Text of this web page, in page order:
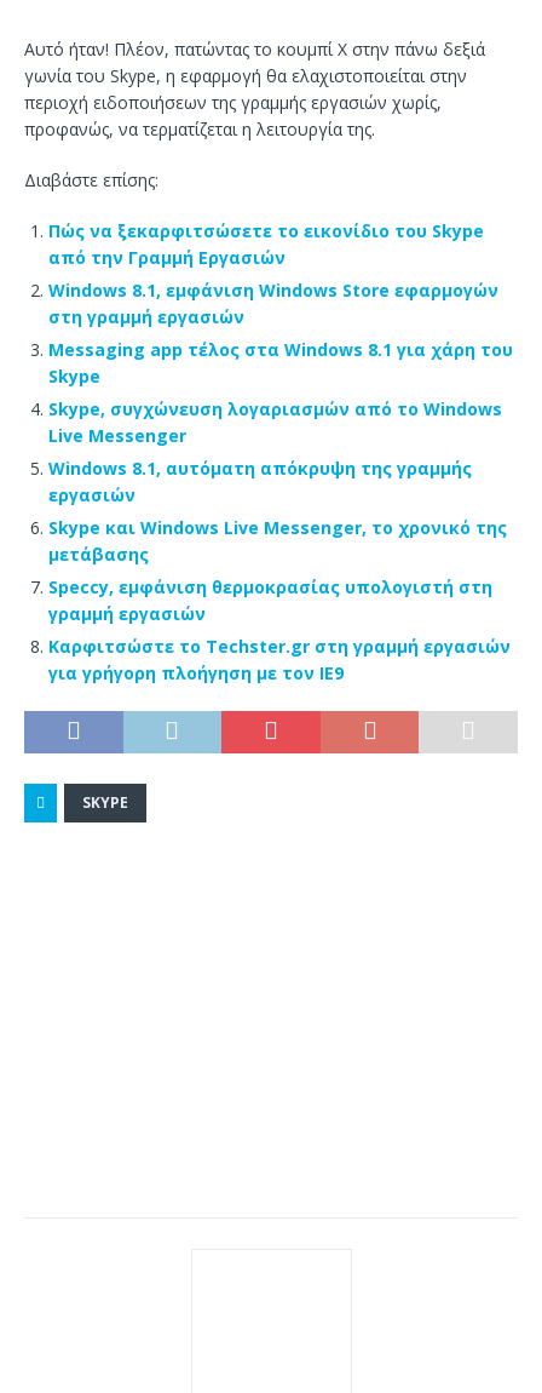
Αυτό ήταν! Πλέον, πατώντας το κουμπί Χ στην πάνω δεξιά
γωνία του Skype, η εφαρμογή θα ελαχιστοποιείται στην
περιοχή ειδοποιήσεων της γραμμής εργασιών χωρίς,
προφανώς, να τερματίζεται η λειτουργία της.
Διαβάστε επίσης:
Πώς να ξεκαρφιτσώσετε το εικονίδιο του Skype
από την Γραμμή Εργασιών
Windows 8.1, εμφάνιση Windows Store εφαρμογών
στη γραμμή εργασιών
Messaging app τέλος στα Windows 8.1 για χάρη του
Skype
Skype, συγχώνευση λογαριασμών από το Windows
Live Messenger
Windows 8.1, αυτόματη απόκρυψη της γραμμής
εργασιών
Skype και Windows Live Messenger, το χρονικό της
μετάβασης
Speccy, εμφάνιση θερμοκρασίας υπολογιστή στη
γραμμή εργασιών
Καρφιτσώστε το Techster.gr στη γραμμή εργασιών
για γρήγορη πλοήγηση με τον IE9
SKYPE